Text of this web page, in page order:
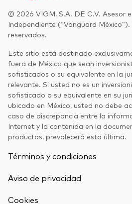
© 2026 VIGM, S.A. DE C.V. Asesor
Independiente (“Vanguard
reservados.
Este sitio está destinado
fuera de México que sean
sofisticados o su equivalente en la
relevante. Si usted no es un
sofisticado o su equivalente en su
ubicado en México, usted no debe
caso de discrepancia entre la
Internet y la contenida en la
productos, prevalecerá esta última.
Términos y condiciones
Aviso de privacidad
Cookies